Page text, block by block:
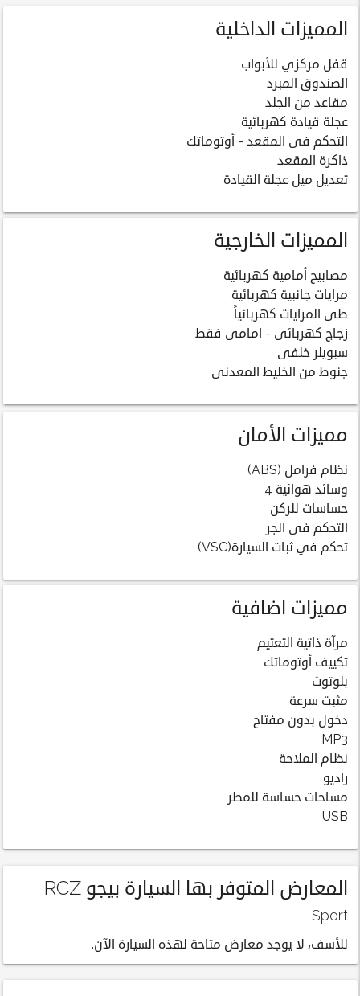
المميزات الداخلية
قفل مركزي للأبواب
الصندوق المبرد
مقاعد من الجلد
عجلة قيادة كهربائية
التحكم فى المقعد - أوتوماتك
ذاكرة المقعد
تعديل ميل عجلة القيادة
المميزات الخارجية
مصابيح أمامية كهربائية
مرايات جانبية كهربائية
طى المرايات كهربائياً
زجاج كهربائى - امامى فقط
سبويلر خلفى
جنوط من الخليط المعدنى
مميزات الأمان
نظام فرامل (ABS)
وسائد هوائية 4
حساسات للركن
التحكم فى الجر
تحكم في ثبات السيارة(VSC)
مميزات اضافية
مرآة ذاتية التعتيم
تكييف أوتوماتك
بلوتوث
مثبت سرعة
دخول بدون مفتاح
MP3
نظام الملاحة
راديو
مساحات حساسة للمطر
USB
المعارض المتوفر بها السيارة بيجو RCZ
Sport
للأسف، لا يوجد معارض متاحة لهذه السيارة الآن.